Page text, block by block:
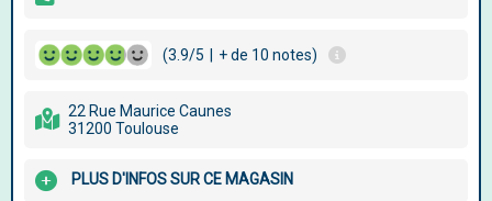
(3.9/5 + de 10 notes)
22 Rue Maurice Caunes
31200 Toulouse
PLUS D'INFOS SUR CE MAGASIN